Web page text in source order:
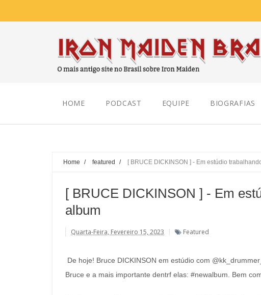
HOME PODCAST EQUIPE BIOGRAFIAS
Home / featured / [ BRUCE DICKINSON ] - Em estúdio
[ BRUCE DICKINSON ] - Em
album
Quarta-Feira, Fevereiro 15, 2023 Featured
De hoje! Bruce DICKINSON em estúdio com
Bruce e a mais importante dentrf elas: #newalbum. Bem